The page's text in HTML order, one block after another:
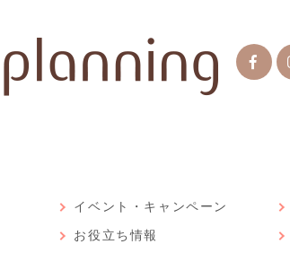
イベント・キャンペーン
お役立ち情報